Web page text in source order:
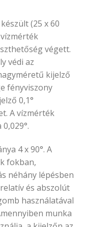
(25 x 60
végett.
védi az
kijelző
fényviszony
0,1°
A vízmérték
4 x 90°. A
fokban,
néhány lépésben
és abszolút
használatával
munka